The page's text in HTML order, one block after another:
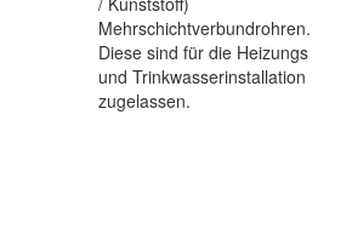
Mehrschichtverbundrohren.
Diese sind für die Heizungs
und Trinkwasserinstallation
zugelassen.